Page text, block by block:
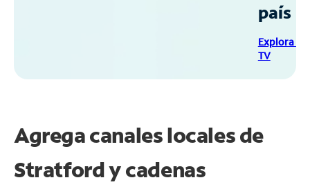
país
Explora
TV
Agrega canales locales de
Stratford y cadenas